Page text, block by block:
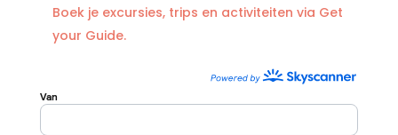
Boek je excursies, trips en activiteiten via Get
your Guide.